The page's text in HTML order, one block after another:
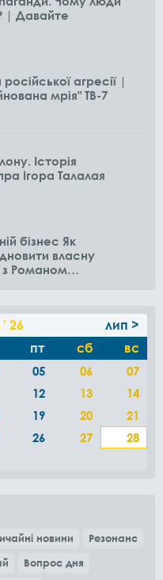
| Давайте
агресії |
мрія" ТВ-7
Історія
Ігора Талалая
бізнес Як
власну
з Романом
26
лип >
пт сб вс
05 06
07
12 13
14
19 20
21
26 27
28
новини
Резонанс
Вопрос дня